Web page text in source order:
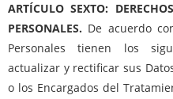
ARTÍCULO SEXTO:
PERSONALES. De acuerdo
Personales tienen los
actualizar y rectificar sus
o los Encargados del